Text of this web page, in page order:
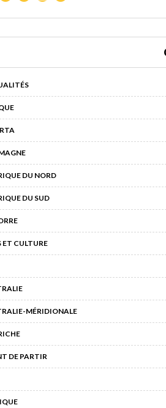
DU NORD
DU SUD
ET CULTURE
MÉRIDIONALE
DE PARTIR